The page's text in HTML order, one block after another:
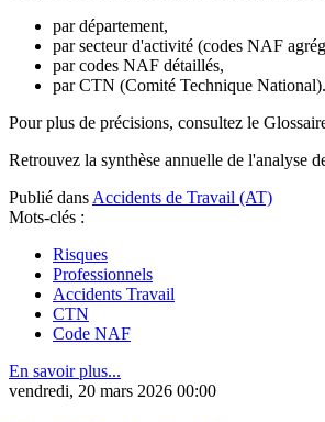
par département,
par secteur d'activité (codes NAF
par codes NAF détaillés,
par CTN (Comité Technique National).
Pour plus de précisions, consultez le
Retrouvez la synthèse annuelle de l'analyse
Publié dans Accidents de Travail (AT)
Mots-clés :
Risques
Professionnels
Accidents Travail
CTN
Code NAF
En savoir plus...
vendredi, 20 mars 2026 00:00